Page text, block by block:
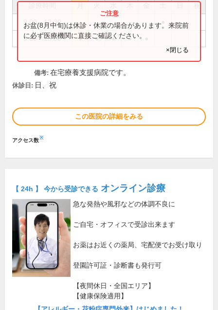
祝
9:00～12:30
9:00～18:00 ● ● ● ●
お盆(8月中旬)は休診・休業の場合があります。来院前
に必ず医療機関に直接ご確認ください。
×閉じる
備考: 在宅療養支援病院です。
休診日: 日、祝
この医院の詳細をみる
アクセス数※
【 24h 】 今から受診できる オンライン診療
急な発熱や風邪などの体調不良に
ご自宅・オフィスで受診出来ます
お薬はお近くの薬局、宅配便でお受け取り
登園許可証・診断書も発行可
【夜間休日・全国エリア】
【健康保険適用】